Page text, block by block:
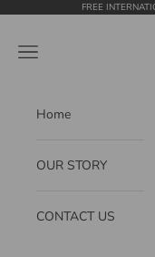
Skip to contentFREE
Navigation menu
Home
OUR STORY
CONTACT US